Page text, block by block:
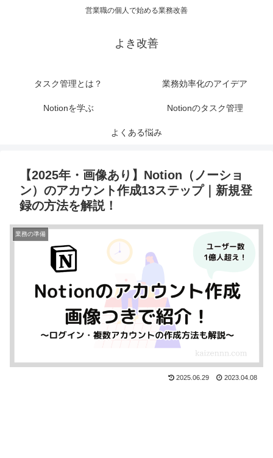
営業職の個人で始める業務改善
よき改善
タスク管理とは？ 業務効率化のアイデア
Notionを学ぶ Notionのタスク管理
よくある悩み
【2025年・画像あり】Notion（ノーショ
ン）のアカウント作成13ステップ｜新規登
録の方法を解説！
業務の準備
2025.06.29 2023.04.08